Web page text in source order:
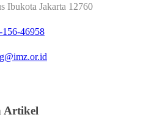
Ibukota Jakarta 12760
156-46958
Artikel